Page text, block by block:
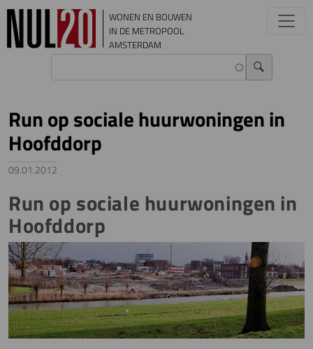
Overslaan en naar de inhoud gaan
WONEN EN BOUWEN
IN DE METROPOOL
AMSTERDAM
Run op sociale huurwoningen in
Hoofddorp
09.01.2012
Run op sociale huurwoningen in
Hoofddorp